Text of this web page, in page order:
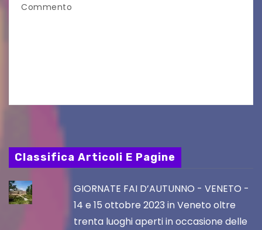
Commento
Classifica Articoli E Pagine
GIORNATE FAI D’AUTUNNO - VENETO -
14 e 15 ottobre 2023 in Veneto oltre
trenta luoghi aperti in occasione delle